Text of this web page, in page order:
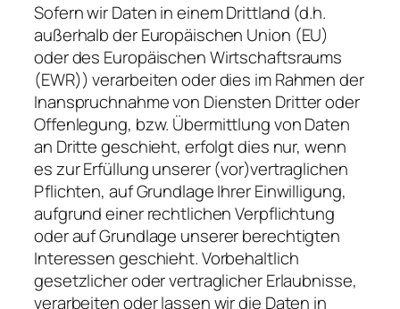
Sofern wir Daten in einem Drittland (d.h.
außerhalb der Europäischen Union (EU)
oder des Europäischen Wirtschaftsraums
(EWR)) verarbeiten oder dies im Rahmen der
Inanspruchnahme von Diensten Dritter oder
Offenlegung, bzw. Übermittlung von Daten
an Dritte geschieht, erfolgt dies nur, wenn
es zur Erfüllung unserer (vor)vertraglichen
Pflichten, auf Grundlage Ihrer Einwilligung,
aufgrund einer rechtlichen Verpflichtung
oder auf Grundlage unserer berechtigten
Interessen geschieht. Vorbehaltlich
gesetzlicher oder vertraglicher Erlaubnisse,
verarbeiten oder lassen wir die Daten in